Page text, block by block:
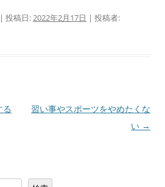
| 投稿日:2022年2月17日 | 投稿者:
る
習い事やスポーツをやめたくな
い →